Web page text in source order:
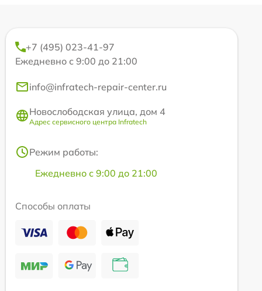
+7 (495) 023-41-97
Ежедневно с 9:00 до 21:00
info@infratech-repair-center.ru
Новослободская улица, дом 4
Адрес сервисного центра Infratech
Режим работы:
Ежедневно с 9:00 до 21:00
Способы оплаты